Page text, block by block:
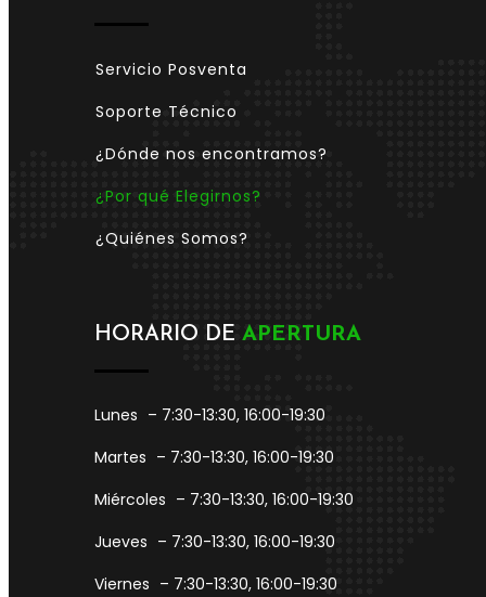
Servicio Posventa
Soporte Técnico
¿Dónde nos encontramos?
¿Por qué Elegirnos?
¿Quiénes Somos?
HORARIO DE APERTURA
Lunes – 7:30-13:30, 16:00-19:30
Martes – 7:30-13:30, 16:00-19:30
Miércoles – 7:30-13:30, 16:00-19:30
Jueves – 7:30-13:30, 16:00-19:30
Viernes – 7:30-13:30, 16:00-19:30